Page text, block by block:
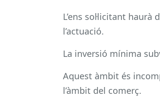
L’ens sol·licitant
l’actuació.
La inversió mínima
Aquest àmbit és
l’àmbit del comerç.